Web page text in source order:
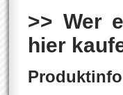
>> Wer
hier